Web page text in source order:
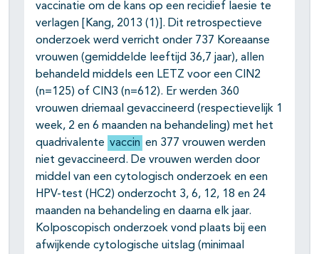
vaccinatie om de kans op een recidief laesie te
verlagen [Kang, 2013 (1)]. Dit retrospectieve
onderzoek werd verricht onder 737 Koreaanse
vrouwen (gemiddelde leeftijd 36,7 jaar), allen
behandeld middels een LETZ voor een CIN2
(n=125) of CIN3 (n=612). Er werden 360
vrouwen driemaal gevaccineerd (respectievelijk 1
week, 2 en 6 maanden na behandeling) met het
quadrivalente vaccin en 377 vrouwen werden
niet gevaccineerd. De vrouwen werden door
middel van een cytologisch onderzoek en een
HPV-test (HC2) onderzocht 3, 6, 12, 18 en 24
maanden na behandeling en daarna elk jaar.
Kolposcopisch onderzoek vond plaats bij een
afwijkende cytologische uitslag (minimaal